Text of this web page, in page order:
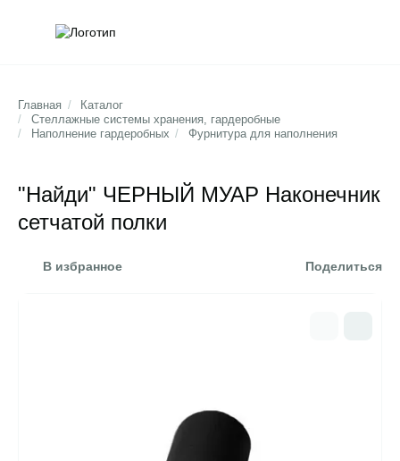
Главная /
Каталог
/
Стеллажные системы хранения, гардеробные
/
Наполнение гардеробных / Фурнитура для наполнения
"Найди" ЧЕРНЫЙ МУАР Наконечник
сетчатой полки
В избранное Поделиться